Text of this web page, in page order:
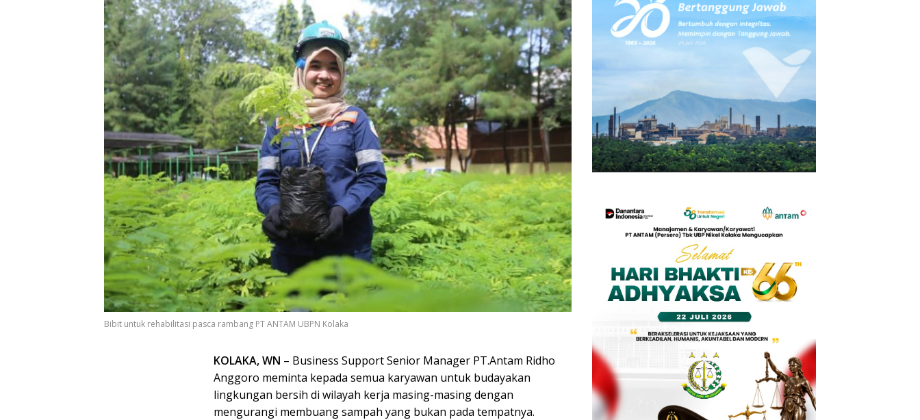
Bibit untuk rehabilitasi pasca rambang PT ANTAM UBPN Kolaka
KOLAKA, WN – Business Support Senior Manager PT.Antam Ridho
Anggoro meminta kepada semua karyawan untuk budayakan
lingkungan bersih di wilayah kerja masing-masing dengan
mengurangi membuang sampah yang bukan pada tempatnya.